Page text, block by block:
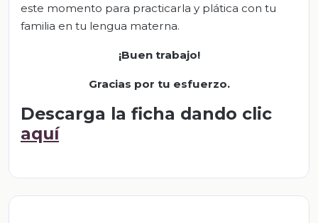
este momento para practicarla y plática con tu
familia en tu lengua materna.
¡Buen trabajo!
Gracias por tu esfuerzo.
Descarga la ficha dando clic
aquí